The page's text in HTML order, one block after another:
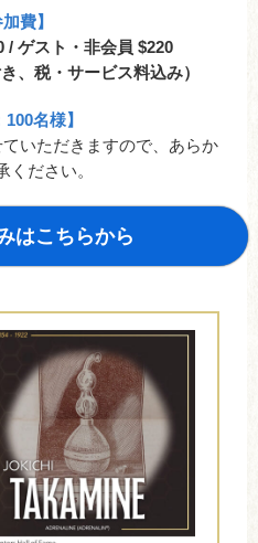
加費】
/ ゲスト・非会員 $220
、税・サービス料込み）
100名様】
いただきますので、あらか
ください。
はこちらから